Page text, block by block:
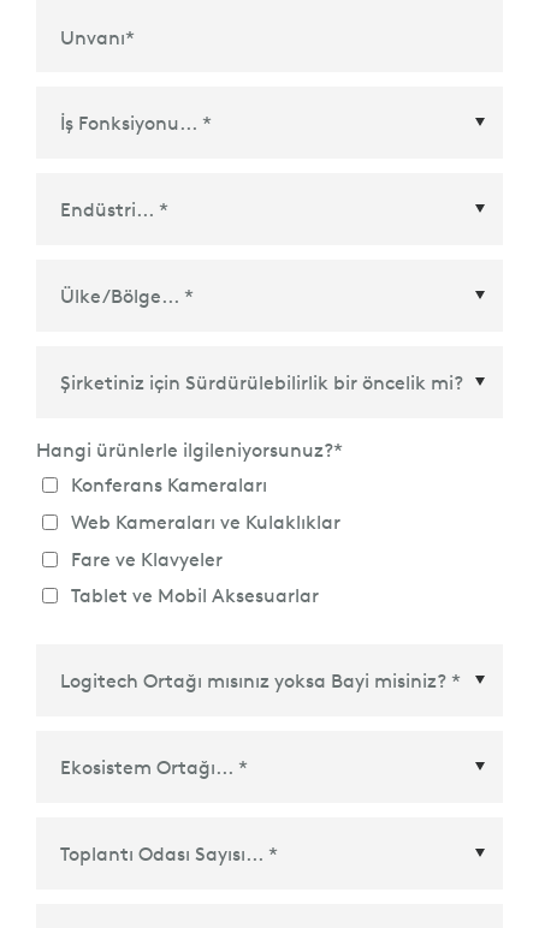
Unvanı*
Ülke/Bölge *
Hangi ürünlerle ilgileniyorsunuz?*
Konferans Kameraları
Web Kameraları ve Kulaklıklar
Fare ve Klavyeler
Tablet ve Mobil Aksesuarlar